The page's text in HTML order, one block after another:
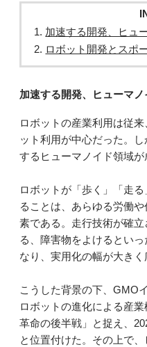
加速する開発、ヒュ
ロボット開発とスポ
加速する開発、ヒューマ
ロボットの産業利用は従
ット利用が中心だった。
するヒューマノイド領域が
ロボットが「歩く」「走
ることは、あらゆる労働
素である。走行技術が確
る、障害物をよけるとい
なり、実用化の幅が大きく
こうした背景の下、GMO
ロボットの進化による産
革命の後半戦」と捉え、
と位置付けた。その上で